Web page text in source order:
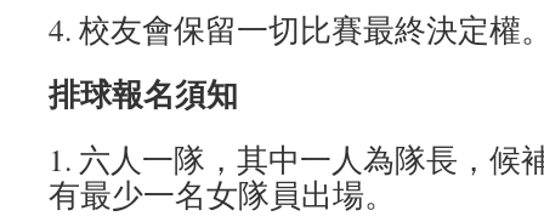
4. 校友會保留一切比賽最終決定權
排球報名須知
1. 六人一隊，其中一人為隊長，候
有最少一名女隊員出場。